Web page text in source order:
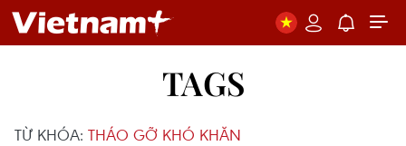
TAGS
TỪ KHÓA: THÁO GỠ KHÓ KHĂN